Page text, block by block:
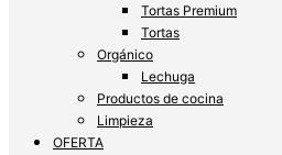
Tortas Premium
Tortas
Orgánico
Lechuga
Productos de cocina
Limpieza
OFERTA